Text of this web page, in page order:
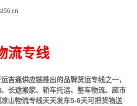
流专线
吉通供应链推出的品牌货运专线之一，
长途搬家、轿车托运、整车物流、超市
凉山物流专线天天发车5-6天可把货物送